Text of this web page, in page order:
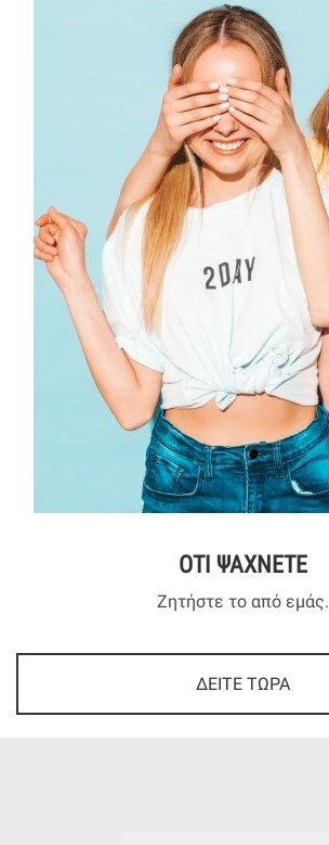
ΟΤΙ ΨΑΧΝΕΤΕ
Ζητήστε το από εμάς.
ΔΕΙΤΕ ΤΩΡΑ